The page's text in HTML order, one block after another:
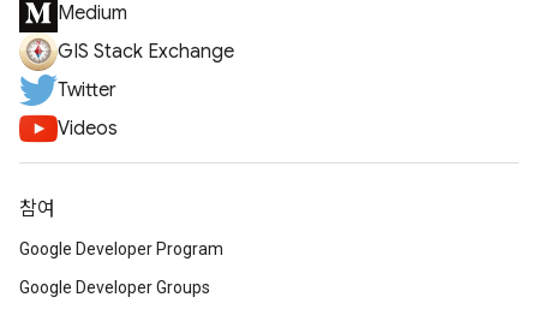
Medium
GIS Stack Exchange
Twitter
Videos
참여
Google Developer Program
Google Developer Groups